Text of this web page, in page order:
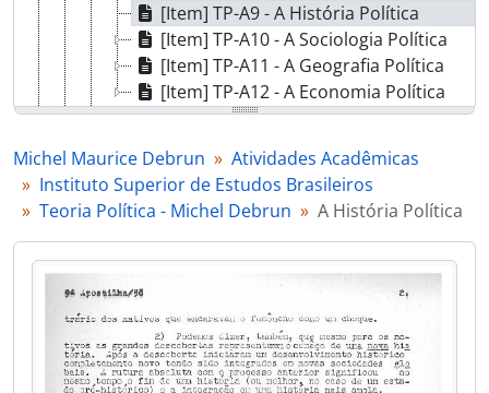
[Item] TP-A9 - A História Política
[Item] TP-A10 - A Sociologia Política
[Item] TP-A11 - A Geografia Política
[Item] TP-A12 - A Economia Política
[Item] IR - Ignácio Rangel
[Série] C - Cursos
[Série] D - Diversos
[Grupo] PP - Produção de Pesquisa
[Série] Produção de Terceiros
[Série] Impressos
[Série] F - Fotografias
[Grupo] H - Hemeroteca
[Grupo] H - Hemeroteca Teste
Michel Maurice Debrun
Atividades Acadêmicas
Instituto Superior de Estudos Brasileiros
Teoria Política - Michel Debrun
A História Política